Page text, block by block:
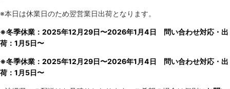
※本日は休業日のため翌営業日出荷となります。
※冬季休業：2025年12月29日〜2026年1月4日 問い合わせ対応・出
荷：1月5日〜
※冬季休業：2025年12月29日〜2026年1月4日 問い合わせ対応・出
荷：1月5日〜